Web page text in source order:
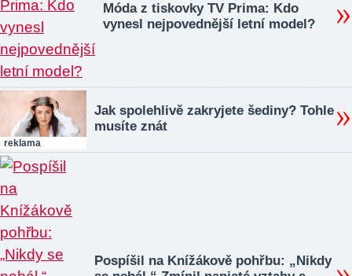
Móda z tiskovky TV Prima: Kdo
vynesl nejpovednější letní model?
reklama
Jak spolehlivě zakryjete šediny? Tohle
musíte znát
Pospíšil na Knížákově pohřbu: „Nikdy